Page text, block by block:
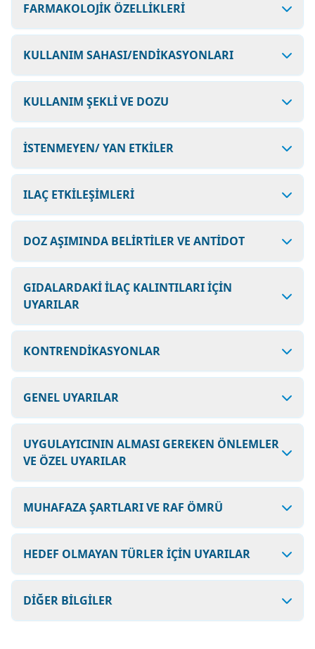
FARMAKOLOJİK ÖZELLİKLERİ
KULLANIM SAHASI/ENDİKASYONLARI
KULLANIM ŞEKLİ VE DOZU
İSTENMEYEN/ YAN ETKİLER
ILAÇ ETKİLEŞİMLERİ
DOZ AŞIMINDA BELİRTİLER VE ANTİDOT
GIDALARDAKİ İLAÇ KALINTILARI İÇİN
UYARILAR
KONTRENDİKASYONLAR
GENEL UYARILAR
UYGULAYICININ ALMASI GEREKEN ÖNLEMLER
VE ÖZEL UYARILAR
MUHAFAZA ŞARTLARI VE RAF ÖMRÜ
HEDEF OLMAYAN TÜRLER İÇİN UYARILAR
DİĞER BİLGİLER